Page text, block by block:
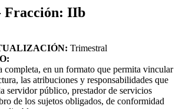
Fracción: IIb
Trimestral
completa, en un formato que permita vincular
las atribuciones y responsabilidades que
servidor público, prestador de servicios
de los sujetos obligados, de conformidad